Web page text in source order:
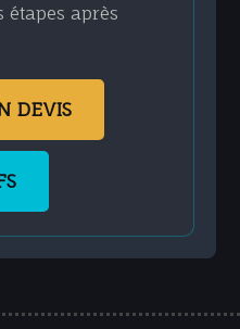
étapes après
DEVIS